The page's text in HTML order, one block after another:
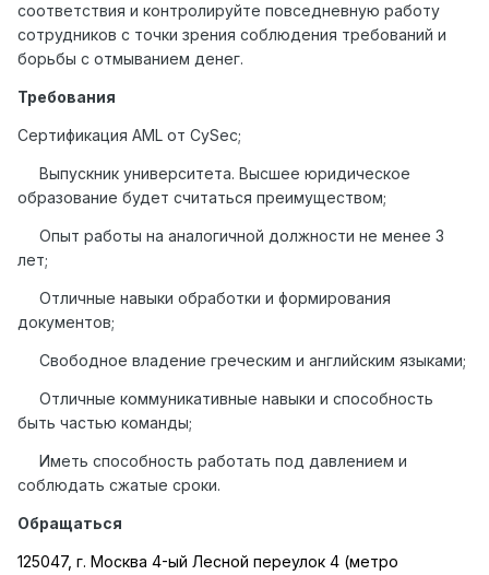
соответствия и контролируйте повседневную работу
сотрудников с точки зрения соблюдения требований и
борьбы с отмыванием денег.
Требования
Сертификация AML от CySec;
Выпускник университета. Высшее юридическое
образование будет считаться преимуществом;
Опыт работы на аналогичной должности не менее 3
лет;
Отличные навыки обработки и формирования
документов;
Свободное владение греческим и английским языками;
Отличные коммуникативные навыки и способность
быть частью команды;
Иметь способность работать под давлением и
соблюдать сжатые сроки.
Обращаться
125047, г. Москва 4-ый Лесной переулок 4 (метро